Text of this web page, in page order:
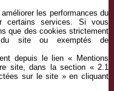
les performances du
certains services. Si vous
que des cookies strictement
du site ou exemptés de
depuis le lien « Mentions
site, dans la section « 2.1
sur le site » en cliquant